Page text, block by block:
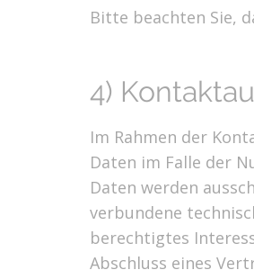
Bitte beachten Sie,
4)
Im Rahmen der
Daten im Falle der
Daten werden
verbundene
berechtigtes
Abschluss eines